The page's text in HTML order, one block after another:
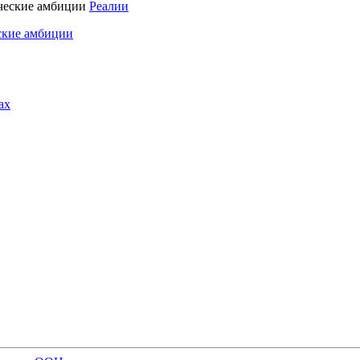
Реалии
амбиции